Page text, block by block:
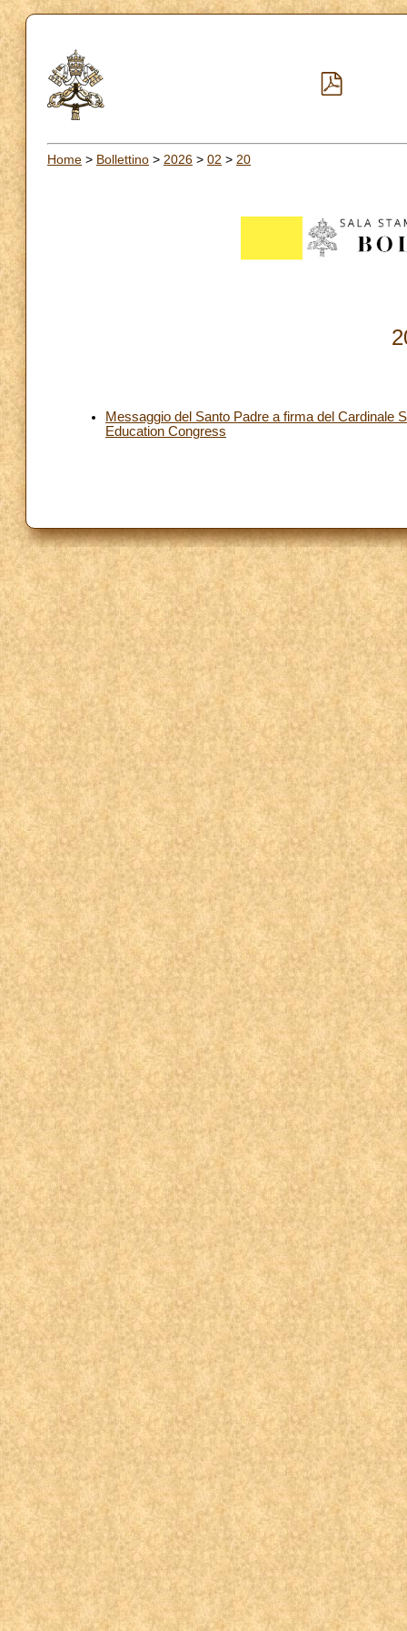
Home > Bollettino > 2026 > 02 > 20
Messaggio del Santo Padre a firma del Cardinale
Education Congress